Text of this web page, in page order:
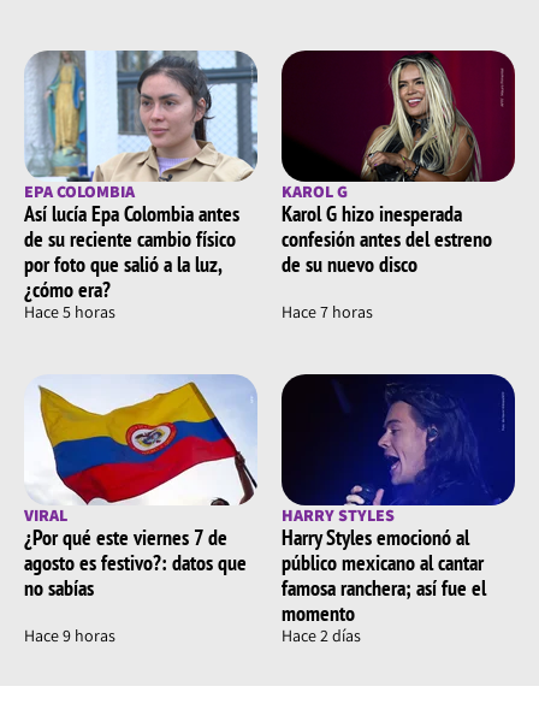
EPA COLOMBIA
Así lucía Epa Colombia antes
de su reciente cambio físico
por foto que salió a la luz,
¿cómo era?
Hace 5 horas
KAROL G
Karol G hizo inesperada
confesión antes del estreno
de su nuevo disco
Hace 7 horas
VIRAL
¿Por qué este viernes 7 de
agosto es festivo?: datos que
no sabías
Hace 9 horas
HARRY STYLES
Harry Styles emocionó al
público mexicano al cantar
famosa ranchera; así fue el
momento
Hace 2 días